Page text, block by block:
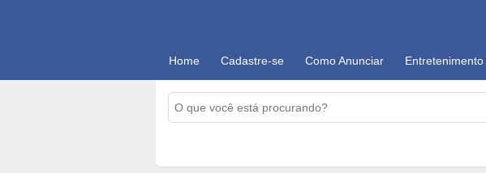
Home Cadastre-se Como Anunciar Entretenimento